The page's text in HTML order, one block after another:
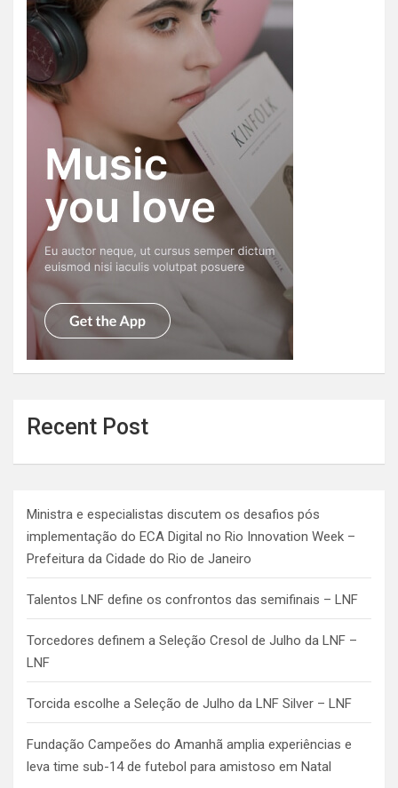
Recent Post
Ministra e especialistas discutem os desafios pós
implementação do ECA Digital no Rio Innovation Week –
Prefeitura da Cidade do Rio de Janeiro
Talentos LNF define os confrontos das semifinais – LNF
Torcedores definem a Seleção Cresol de Julho da LNF –
LNF
Torcida escolhe a Seleção de Julho da LNF Silver – LNF
Fundação Campeões do Amanhã amplia experiências e
leva time sub-14 de futebol para amistoso em Natal